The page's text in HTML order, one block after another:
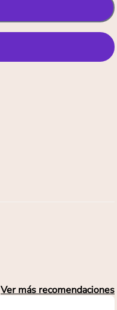
Ver más recomendaciones